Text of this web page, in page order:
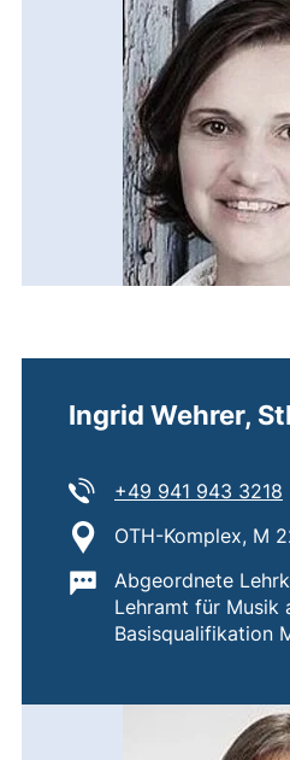
Ingrid Wehrer,
Tel:
+49 941 943 3218
Standort:
OTH-Komplex, M
Wichtige
Abgeordnete
Lehramt für Musik
Basisqualifikation